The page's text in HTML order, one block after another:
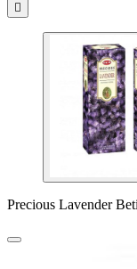

Precious Lavender